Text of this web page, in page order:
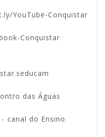
YouTube-Conquistar
Conquistar
das Águas
canal do Ensino